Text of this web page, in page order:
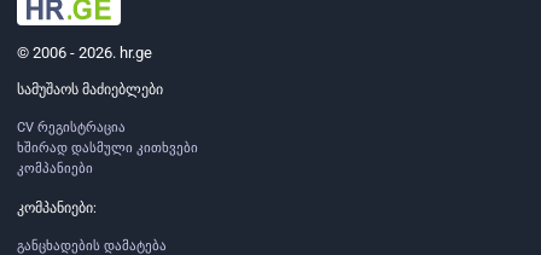
© 2006 - 2026. hr.ge
სამუშაოს მაძიებლები
CV რეგისტრაცია
ხშირად დასმული კითხვები
კომპანიები
კომპანიები:
განცხადების დამატება